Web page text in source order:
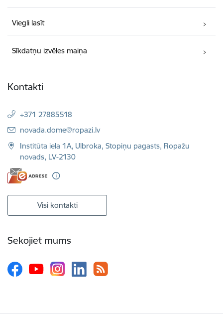
Viegli lasīt
Sīkdatņu izvēles maiņa
Kontakti
+371 27885518
E-pasts:
novada.dome@ropazi.lv
Institūta iela 1A, Ulbroka, Stopiņu pagasts, Ropažu
novads, LV-2130
Visi kontakti
Sekojiet mums